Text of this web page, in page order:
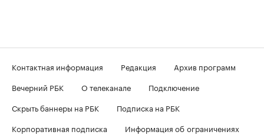
Контактная информация Редакция
Архив программ
Вечерний РБК
О телеканале
Подключение
Скрыть баннеры на РБК
Подписка на РБК
Корпоративная подписка
Информация об ограничениях